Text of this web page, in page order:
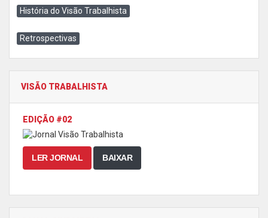
História do Visão Trabalhista
Retrospectivas
VISÃO TRABALHISTA
EDIÇÃO #02
LER JORNAL BAIXAR